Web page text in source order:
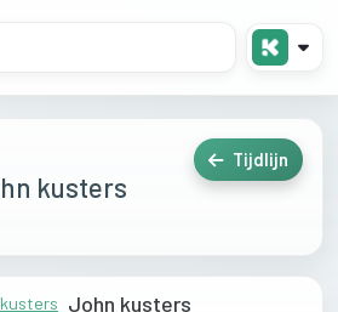
kusters
Tijdlijn
John kusters